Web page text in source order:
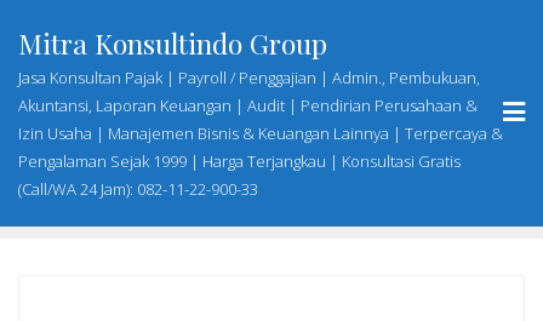
content
Mitra Konsultindo Group
Jasa Konsultan Pajak | Payroll / Penggajian | Admin., Pembukuan,
Akuntansi, Laporan Keuangan | Audit | Pendirian Perusahaan &
Izin Usaha | Manajemen Bisnis & Keuangan Lainnya | Terpercaya &
Pengalaman Sejak 1999 | Harga Terjangkau | Konsultasi Gratis
(Call/WA 24 Jam): 082-11-22-900-33